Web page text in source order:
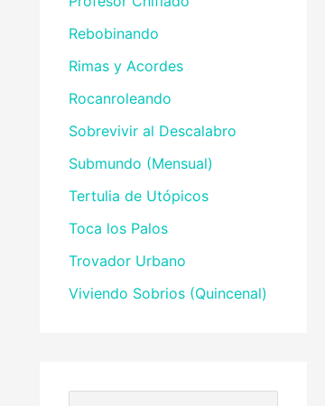
Rebobinando
Rimas y Acordes
Rocanroleando
Sobrevivir al Descalabro
Submundo (Mensual)
Tertulia de Utópicos
Toca los Palos
Trovador Urbano
Viviendo Sobrios (Quincenal)